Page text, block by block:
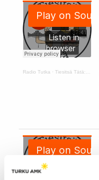
Radio Tutka ·Tiesitsä Tätä: harmaus ja Disneyn synttärit